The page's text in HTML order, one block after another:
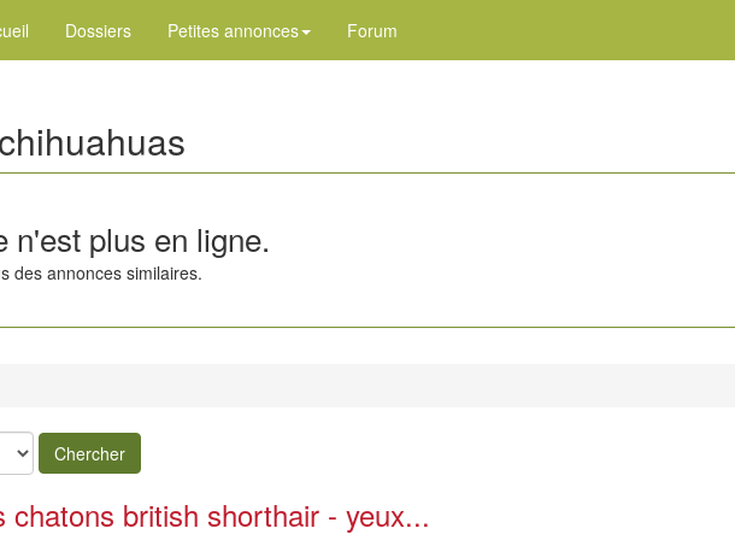
Dossiers Petites annonces Forum
n'est plus en ligne.
des annonces similaires.
Chercher
chatons british shorthair - yeux...